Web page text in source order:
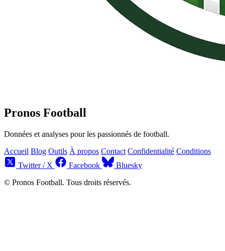
Pronos Football
Données et analyses pour les passionnés de football.
Accueil Blog Outils À propos Contact Confidentialité Conditions
Twitter / X
Facebook
Bluesky
© Pronos Football. Tous droits réservés.